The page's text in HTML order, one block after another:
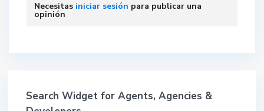
Necesitas iniciar sesión para publicar una
opinión
Search Widget for Agents, Agencies &